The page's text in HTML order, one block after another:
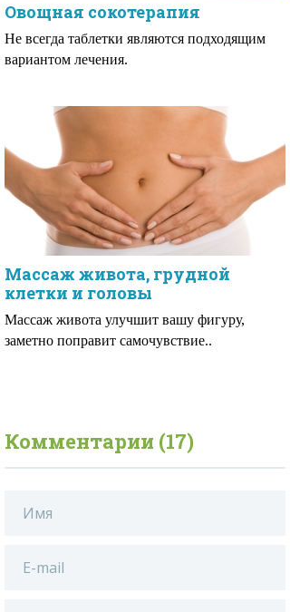
Овощная сокотерапия
Не всегда таблетки являются подходящим
вариантом лечения.
Массаж живота, грудной
клетки и головы
Массаж живота улучшит вашу фигуру,
заметно поправит самочувствие..
Комментарии (17)